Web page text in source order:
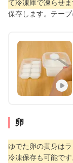
て冷凍庫で凍らせま
保存します。テー
卵
ゆでた卵の黄身は
冷凍保存も可能で